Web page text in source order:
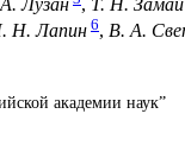
Лузан , Т. Н. Замай
Н. Лапин6, В. А.
академии наук”